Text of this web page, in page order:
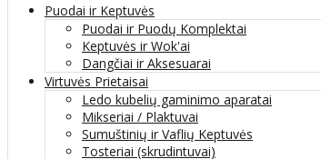
Puodai ir Keptuvės
Puodai ir Puodų Komplektai
Keptuvės ir Wok'ai
Dangčiai ir Aksesuarai
Virtuvės Prietaisai
Ledo kubelių gaminimo aparatai
Mikseriai / Plaktuvai
Sumuštinių ir Vaflių Keptuvės
Tosteriai (skrudintuvai)